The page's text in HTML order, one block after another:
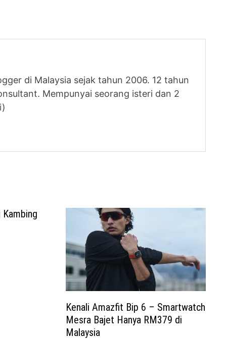
di Malaysia sejak tahun 2006. 12 tahun
Mempunyai seorang isteri dan 2
Kambing
Kenali Amazfit Bip 6 – Smartwatch
Mesra Bajet Hanya RM379 di
Malaysia